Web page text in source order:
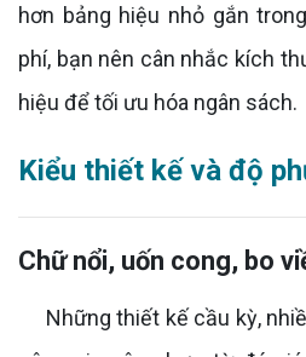
hơn bảng hiệu nhỏ gắn
phí, bạn nên cân nhắc kích
hiệu để tối ưu hóa ngân sách.
Kiểu thiết kế và độ
Chữ nổi, uốn cong, bo
Những thiết kế cầu kỳ,